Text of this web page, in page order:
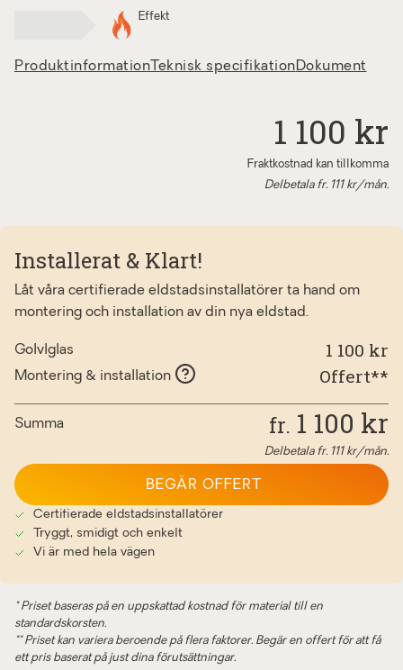
Effekt
Produktinformation Teknisk specifikationDokument
1 100 kr
Fraktkostnad kan tillkomma
Delbetala fr. 111kr/mån.
Installerat & Klart!
Låt våra certifierade eldstadsinstallatörer ta hand om
montering och installation av din nya eldstad.
Golvlglas 1 100 kr
Montering & installation Offert**
Summa fr. 1 100 kr
Delbetala fr. 111kr/mån.
Certifierade eldstadsinstallatörer
Tryggt, smidigt och enkelt
Vi är med hela vägen
BEGÄR OFFERT
* Priset baseras på en uppskattad kostnad för material till en
standardskorsten.
** Priset kan variera beroende på flera faktorer. Begär en offert för att få
ett pris baserat på just dina förutsättningar.